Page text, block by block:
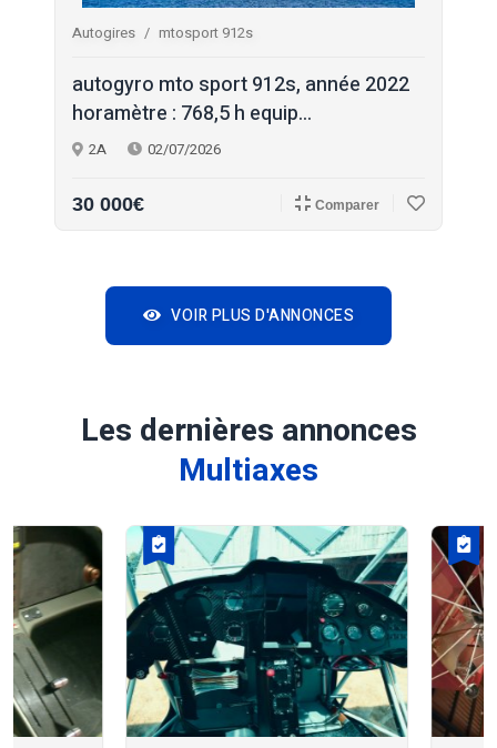
Autogires mtosport 912s
autogyro mto sport 912s, année 2022
horamètre : 768,5 h equip...
2A 02/07/2026
30 000€ Comparer
VOIR PLUS D'ANNONCES
Les dernières annonces
Multiaxes